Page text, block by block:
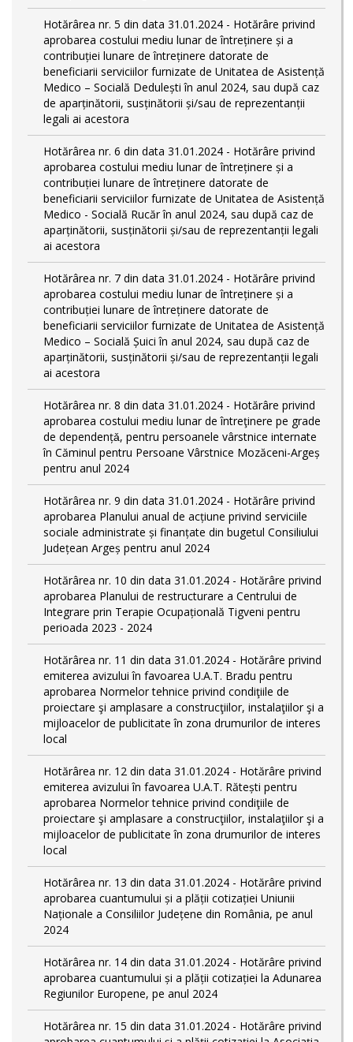
Hotărârea nr. 5 din data 31.01.2024 - Hotărâre privind
aprobarea costului mediu lunar de întreținere și a
contribuției lunare de întreținere datorate de
beneficiarii serviciilor furnizate de Unitatea de Asistență
Medico – Socială Dedulești în anul 2024, sau după caz
de aparținătorii, susținătorii și/sau de reprezentanții
legali ai acestora
Hotărârea nr. 6 din data 31.01.2024 - Hotărâre privind
aprobarea costului mediu lunar de întreținere și a
contribuției lunare de întreținere datorate de
beneficiarii serviciilor furnizate de Unitatea de Asistență
Medico - Socială Rucăr în anul 2024, sau după caz de
aparținătorii, susținătorii și/sau de reprezentanții legali
ai acestora
Hotărârea nr. 7 din data 31.01.2024 - Hotărâre privind
aprobarea costului mediu lunar de întreținere și a
contribuției lunare de întreținere datorate de
beneficiarii serviciilor furnizate de Unitatea de Asistență
Medico – Socială Șuici în anul 2024, sau după caz de
aparținătorii, susținătorii și/sau de reprezentanții legali
ai acestora
Hotărârea nr. 8 din data 31.01.2024 - Hotărâre privind
aprobarea costului mediu lunar de întreţinere pe grade
de dependențǎ, pentru persoanele vârstnice internate
în Căminul pentru Persoane Vârstnice Mozăceni-Argeș
pentru anul 2024
Hotărârea nr. 9 din data 31.01.2024 - Hotărâre privind
aprobarea Planului anual de acțiune privind serviciile
sociale administrate și finanțate din bugetul Consiliului
Județean Argeș pentru anul 2024
Hotărârea nr. 10 din data 31.01.2024 - Hotărâre privind
aprobarea Planului de restructurare a Centrului de
Integrare prin Terapie Ocupațională Tigveni pentru
perioada 2023 - 2024
Hotărârea nr. 11 din data 31.01.2024 - Hotărâre privind
emiterea avizului în favoarea U.A.T. Bradu pentru
aprobarea Normelor tehnice privind condiţiile de
proiectare şi amplasare a construcţiilor, instalaţiilor şi a
mijloacelor de publicitate în zona drumurilor de interes
local
Hotărârea nr. 12 din data 31.01.2024 - Hotărâre privind
emiterea avizului în favoarea U.A.T. Rătești pentru
aprobarea Normelor tehnice privind condiţiile de
proiectare şi amplasare a construcţiilor, instalaţiilor şi a
mijloacelor de publicitate în zona drumurilor de interes
local
Hotărârea nr. 13 din data 31.01.2024 - Hotărâre privind
aprobarea cuantumului și a plății cotizației Uniunii
Naționale a Consiliilor Județene din România, pe anul
2024
Hotărârea nr. 14 din data 31.01.2024 - Hotărâre privind
aprobarea cuantumului și a plății cotizației la Adunarea
Regiunilor Europene, pe anul 2024
Hotărârea nr. 15 din data 31.01.2024 - Hotărâre privind